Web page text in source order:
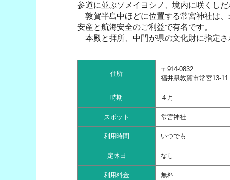
参道に並ぶソメイヨシノ、境内に咲くしだ
敦賀半島中ほどに位置する常宮神社は
安産と航海安全のご利益で有名です。
本殿と拝所、中門が県の文化財に指定
住所
〒914-0832
福井県敦賀市常宮13-11
時期 ４月
スポット 常宮神社
利用時間 いつでも
定休日 なし
利用料金 無料